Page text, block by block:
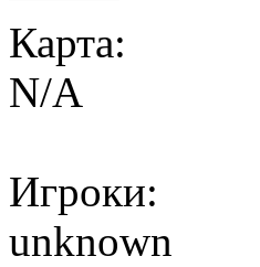
Карта:
N/A
Игроки:
unknown